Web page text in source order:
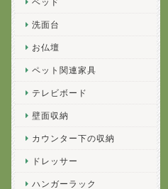
洗面台
お仏壇
ペット関連家具
テレビボード
壁面収納
カウンター下の収納
ドレッサー
ハンガーラック